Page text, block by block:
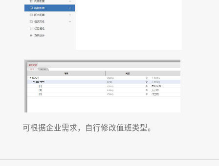
可根据企业需求，自行修改值班类型。